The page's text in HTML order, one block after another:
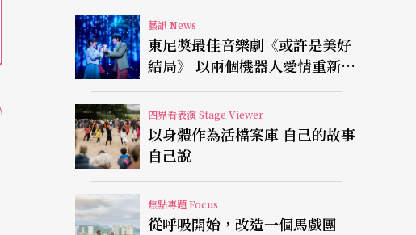
藝訊 News
東尼獎最佳音樂劇《或許是美好
結局》 以兩個機器人愛情重新凝
視有限人生
四界看表演 Stage Viewer
以身體作為活檔案庫 自己的故事
自己說
焦點專題 Focus
從呼吸開始，改造一個馬戲團